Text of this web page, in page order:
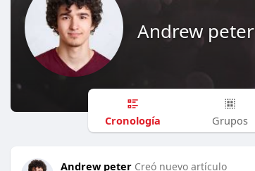
Andrew peter
Cronología Grupos
Andrew peter Creó nuevo artículo